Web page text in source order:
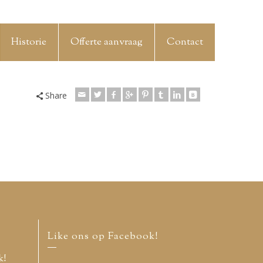
Historie Offerte aanvraag Contact
Share
Like ons op Facebook!